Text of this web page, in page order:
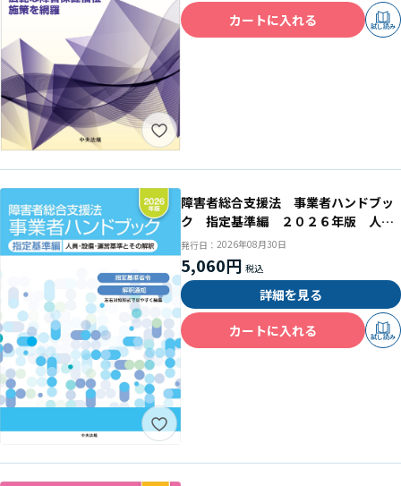
カートに入れる
試し読み
障害者総合支援法 事業者ハンドブッ
ク 指定基準編 ２０２６年版 人
員・設備・運営基準とその解釈
発行日： 2026年08月30日
5,060円
詳細を見る
カートに入れる
試し読み